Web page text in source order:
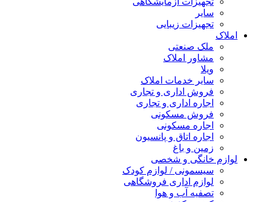
سایر
تجهیزات زیبایی
املاک
ملک صنعتی
مشاور املاک
ویلا
سایر خدمات املاک
فروش اداری و تجاری
اجاره اداری و تجاری
فروش مسکونی
اجاره مسکونی
اجاره اتاق و پانسیون
زمین و باغ
لوازم خانگی و شخصی
سیسمونی / لوازم کودک
لوازم اداری فروشگاهی
تصفیه آب و هوا